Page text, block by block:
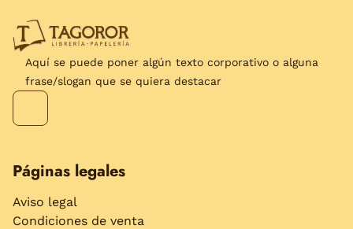
Aquí se puede poner algún texto corporativo o alguna
frase/slogan que se quiera destacar
Páginas legales
Aviso legal
Condiciones de venta